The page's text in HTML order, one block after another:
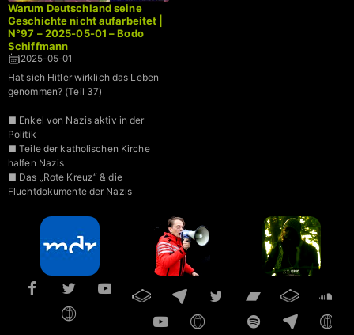
Warum Deutschland seine
Geschichte nicht aufarbeitet |
N°97 – 2025-05-01 – Bodo
Schiffmann
2025-05-01
Hat sich Hitler wirklich das Leben
genommen? (Teil 37)
■ Enkel von Nazis aktiv in der
Politik
■ Teile der katholischen Kirche
halfen Nazis
■ Das „Rote Kreuz“ & die
Fluchtdokumente der Nazis
■ NATO – Gemeinsam gegen